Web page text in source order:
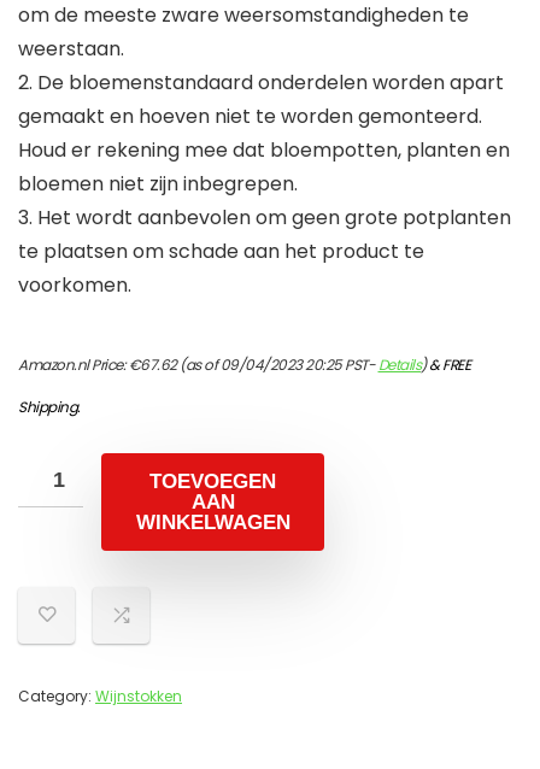
om de meeste zware weersomstandigheden te
weerstaan.
2. De bloemenstandaard onderdelen worden apart
gemaakt en hoeven niet te worden gemonteerd.
Houd er rekening mee dat bloempotten, planten en
bloemen niet zijn inbegrepen.
3. Het wordt aanbevolen om geen grote potplanten
te plaatsen om schade aan het product te
voorkomen.
Amazon.nl Price:€67.62(as of 09/04/2023 20:25 PST-Details)&FREE
Shipping.
TOEVOEGEN
AAN
WINKELWAGEN
Category: Wijnstokken